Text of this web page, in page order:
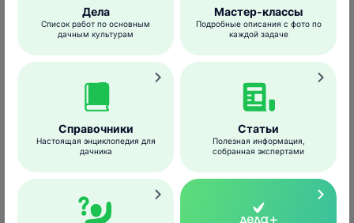
Условия развития
Наиболее активно возбудитель
распространяется при температурах
около 20°C в период выпадения осадков
или при обильных росах. Также повышают
риск заражения высокий уровень
кислотности почвы и ее плохая аэрация,
нехватка калия и фосфора.
Дела
Список работ по основным
дачным культурам
Мастер-классы
Подробные описания с фото по
каждой задаче
Справочники
Настоящая энциклопедия для
дачника
Статьи
Полезная информация,
собранная экспертами